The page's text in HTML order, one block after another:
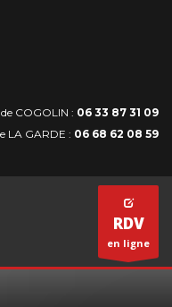
COGOLIN : 06 33 87 31 09
LA GARDE : 06 68 62 08 59
RDV
en ligne